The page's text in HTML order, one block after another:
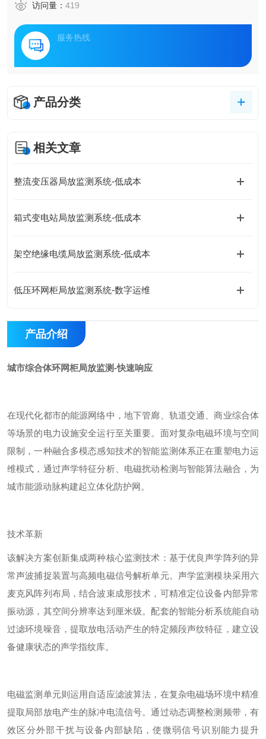
访问量： 419
服务热线
产品分类
相关文章
整流变压器局放监测系统-低成本
箱式变电站局放监测系统-低成本
架空绝缘电缆局放监测系统-低成本
低压环网柜局放监测系统-数字运维
产品介绍
城市综合体环网柜局放监测-快速响应
在现代化都市的能源网络中，地下管廊、轨道交通、商业综合体
等场景的电力设施安全运行至关重要。面对复杂电磁环境与空间
限制，一种融合多模态感知技术的智能监测体系正在重塑电力运
维模式，通过声学特征分析、电磁扰动检测与智能算法融合，为
城市能源动脉构建起立体化防护网。
技术革新
该解决方案创新集成两种核心监测技术：基于优良声学阵列的异
常声波捕捉装置与高频电磁信号解析单元。声学监测模块采用六
麦克风阵列布局，结合波束成形技术，可精准定位设备内部异常
振动源，其空间分辨率达到厘米级。配套的智能分析系统能自动
过滤环境噪音，提取放电活动产生的特定频段声纹特征，建立设
备健康状态的声学指纹库。
电磁监测单元则运用自适应滤波算法，在复杂电磁场环境中精准
提取局部放电产生的脉冲电流信号。通过动态调整检测频带，有
效区分外部干扰与设备内部缺陷，使微弱信号识别能力提升